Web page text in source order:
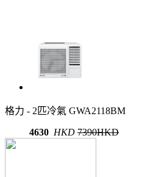
格力 - 2匹冷氣 GWA2118BM
4630 HKD 7390HKD